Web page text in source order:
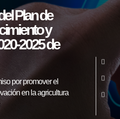
de
la
sector
y El
Plan de
y
2025 de
por promover el
en la agricultura